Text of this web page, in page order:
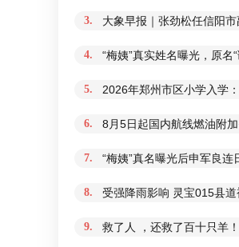
3. 大象早报｜张劲松任信阳
4. “梅姨”真实姓名曝光，原
5. 2026年郑州市区小学入学
6. 8月5日起国内航线燃油附
7. “梅姨”真名曝光后申军良
8. 受强降雨影响 灵宝015县
9. 救了人 ，还救了百十只羊